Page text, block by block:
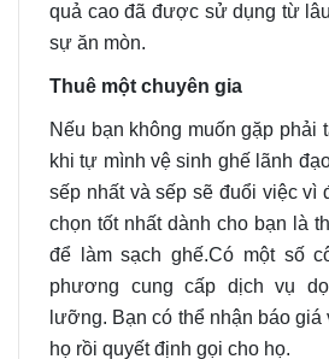
quả cao đã được sử dụng từ
sự ăn mòn.
Thuê một chuyên gia
Nếu bạn không muốn gặp phải
khi tự mình vệ sinh ghế lãnh
sếp nhất và sếp sẽ đuổi việc vì
chọn tốt nhất dành cho bạn là
để làm sạch ghế.Có một số
phương cung cấp dịch vụ
lưỡng. Bạn có thể nhận báo
họ rồi quyết định gọi cho họ.